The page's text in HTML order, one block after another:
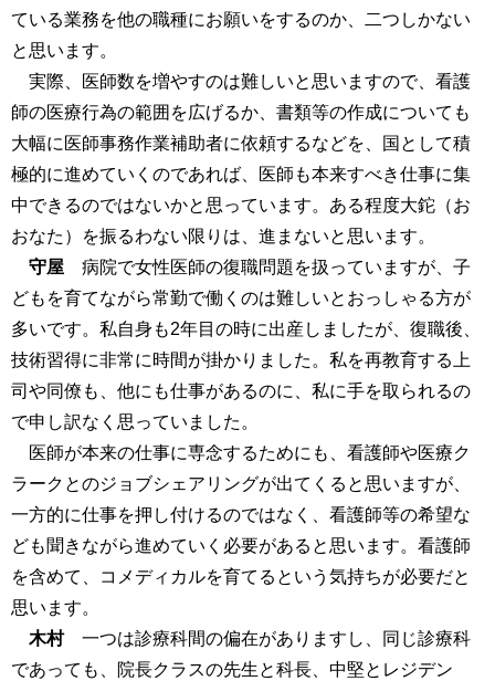
ている業務を他の職種にお願いをするのか、二つしかない
と思います。
実際、医師数を増やすのは難しいと思いますので、看護
師の医療行為の範囲を広げるか、書類等の作成についても
大幅に医師事務作業補助者に依頼するなどを、国として積
極的に進めていくのであれば、医師も本来すべき仕事に集
中できるのではないかと思っています。ある程度大鉈（お
おなた）を振るわない限りは、進まないと思います。
守屋 病院で女性医師の復職問題を扱っていますが、子
どもを育てながら常勤で働くのは難しいとおっしゃる方が
多いです。私自身も2年目の時に出産しましたが、復職後、
技術習得に非常に時間が掛かりました。私を再教育する上
司や同僚も、他にも仕事があるのに、私に手を取られるの
で申し訳なく思っていました。
医師が本来の仕事に専念するためにも、看護師や医療ク
ラークとのジョブシェアリングが出てくると思いますが、
一方的に仕事を押し付けるのではなく、看護師等の希望な
ども聞きながら進めていく必要があると思います。看護師
を含めて、コメディカルを育てるという気持ちが必要だと
思います。
木村一つは診療科間の偏在がありますし、同じ診療科
であっても、院長クラスの先生と科長、中堅とレジデン